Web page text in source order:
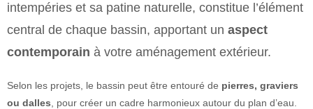
intempéries et sa patine naturelle, constitue l’élément
central de chaque bassin, apportant un aspect
contemporain à votre aménagement extérieur.
Selon les projets, le bassin peut être entouré de pierres, graviers
ou dalles , pour créer un cadre harmonieux autour du plan d’eau.